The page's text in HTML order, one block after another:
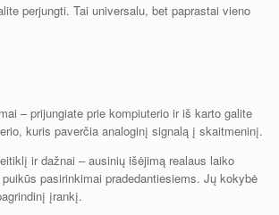
perjungti. Tai universalu, bet paprastai vieno
– prijungiate prie kompiuterio ir iš karto galite
kuris paverčia analoginį signalą į skaitmeninį.
ir dažnai – ausinių išėjimą realaus laiko
pasirinkimai pradedantiesiems. Jų kokybė
įrankį.